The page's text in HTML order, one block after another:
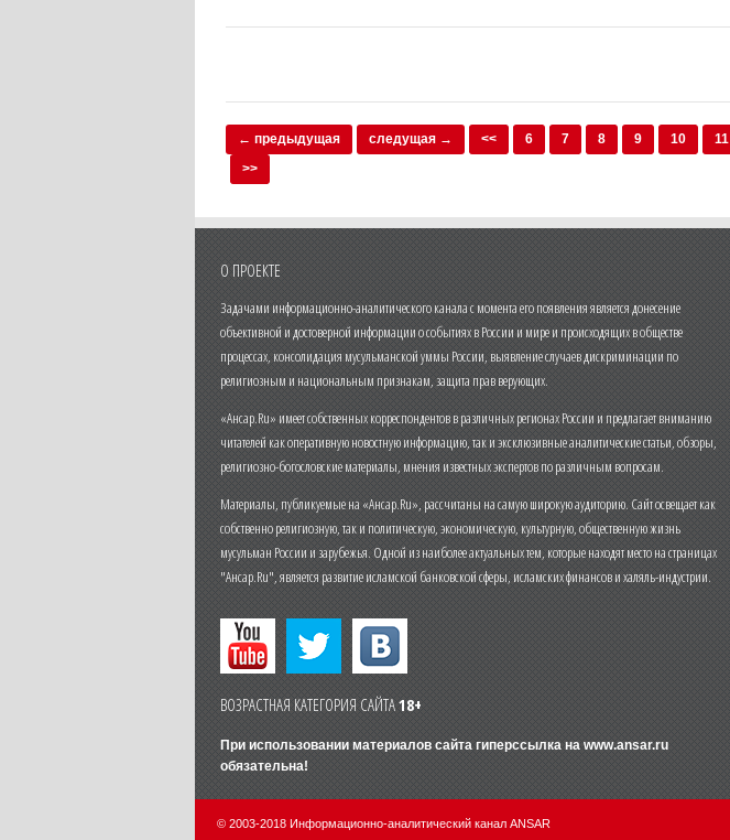
← предыдущая следущая → << 6 7 8 9 10 11
>>
О ПРОЕКТЕ
Задачами информационно-аналитического канала с момента его появления является донесение
объективной и достоверной информации о событиях в России и мире и происходящих в обществе
процессах, консолидация мусульманской уммы России, выявление случаев дискриминации по
религиозным и национальным признакам, защита прав верующих.
«Ансар.Ru» имеет собственных корреспондентов в различных регионах России и предлагает вниманию
читателей как оперативную новостную информацию, так и эксклюзивные аналитические статьи, обзоры,
религиозно-богословские материалы, мнения известных экспертов по различным вопросам.
Материалы, публикуемые на «Ансар.Ru», рассчитаны на самую широкую аудиторию. Сайт освещает как
собственно религиозную, так и политическую, экономическую, культурную, общественную жизнь
мусульман России и зарубежья. Одной из наиболее актуальных тем, которые находят место на страницах
"Ансар.Ru", является развитие исламской банковской сферы, исламских финансов и халяль-индустрии.
ВОЗРАСТНАЯ КАТЕГОРИЯ САЙТА18+
При использовании материалов сайта гиперссылка на www.ansar.ru
обязательна!
© 2003-2018 Информационно-аналитический канал ANSAR